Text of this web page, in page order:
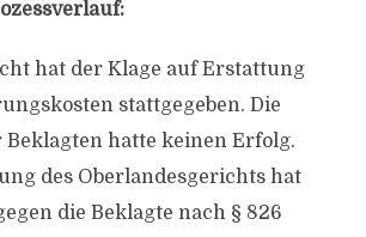
hat der Klage auf Erstattung
stattgegeben. Die
hatte keinen Erfolg.
des Oberlandesgerichts hat
die Beklagte nach § 826